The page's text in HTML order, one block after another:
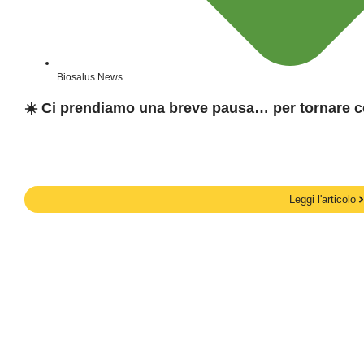
Biosalus News
☀️ Ci prendiamo una breve pausa… per tornare
Leggi l'articolo